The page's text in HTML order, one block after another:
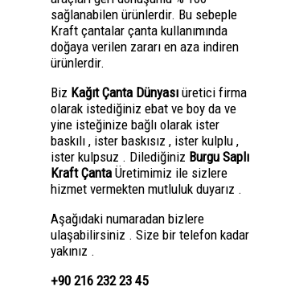
sağlanabilen ürünlerdir. Bu sebeple
Kraft çantalar çanta kullanımında
doğaya verilen zararı en aza indiren
ürünlerdir.
Biz Kağıt Çanta Dünyası üretici firma
olarak istediğiniz ebat ve boy da ve
yine isteğinize bağlı olarak ister
baskılı , ister baskısız , ister kulplu ,
ister kulpsuz . Dilediğiniz Burgu Saplı
Kraft Çanta Üretimimiz ile sizlere
hizmet vermekten mutluluk duyarız .
Aşağıdaki numaradan bizlere
ulaşabilirsiniz . Size bir telefon kadar
yakınız .
+90 216 232 23 45